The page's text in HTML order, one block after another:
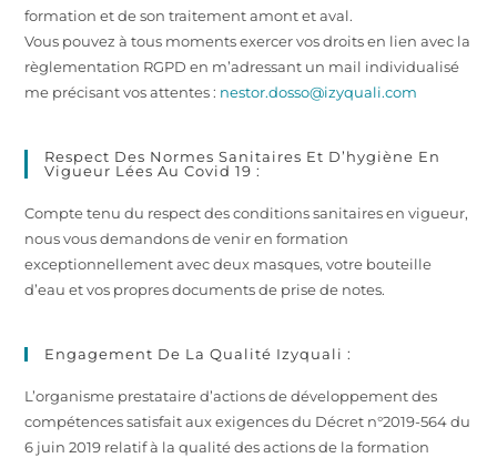
formation et de son traitement amont et aval.
Vous pouvez à tous moments exercer vos droits en lien avec la
règlementation RGPD en m’adressant un mail individualisé
me précisant vos attentes : nestor.dosso@izyquali.com
Respect Des Normes Sanitaires Et D’hygiène En
Vigueur Lées Au Covid 19 :
Compte tenu du respect des conditions sanitaires en vigueur,
nous vous demandons de venir en formation
exceptionnellement avec deux masques, votre bouteille
d’eau et vos propres documents de prise de notes.
Engagement De La Qualité Izyquali :
L’organisme prestataire d’actions de développement des
compétences satisfait aux exigences du Décret n°2019-564 du
6 juin 2019 relatif à la qualité des actions de la formation